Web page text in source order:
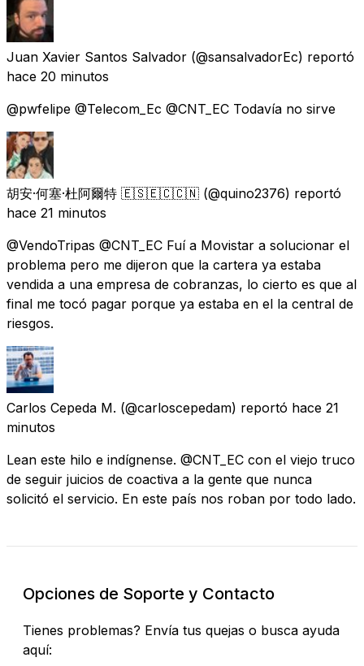
Juan Xavier Santos Salvador (@sansalvadorEc) reportó
hace 20 minutos
@pwfelipe @Telecom_Ec @CNT_EC Todavía no sirve
胡安·何塞·杜阿爾特 🇪🇸🇪🇨🇨🇳 (@quino2376) reportó
hace 21 minutos
@VendoTripas @CNT_EC Fuí a Movistar a solucionar el
problema pero me dijeron que la cartera ya estaba
vendida a una empresa de cobranzas, lo cierto es que al
final me tocó pagar porque ya estaba en el la central de
riesgos.
Carlos Cepeda M. (@carloscepedam) reportó hace 21
minutos
Lean este hilo e indígnense. @CNT_EC con el viejo truco
de seguir juicios de coactiva a la gente que nunca
solicitó el servicio. En este país nos roban por todo lado.
Opciones de Soporte y Contacto
Tienes problemas? Envía tus quejas o busca ayuda
aquí: